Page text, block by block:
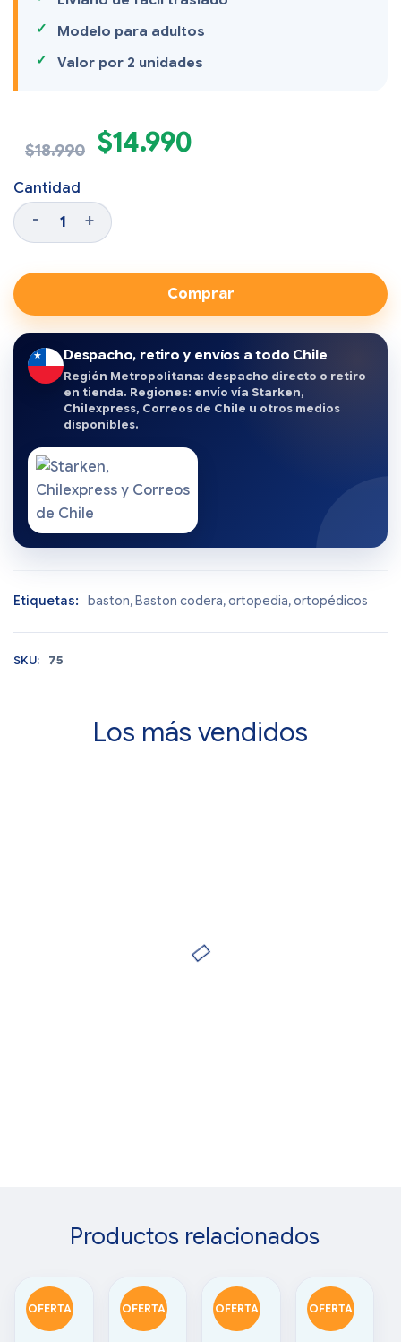
Modelo para adultos
Valor por 2 unidades
$18.990 $14.990
Cantidad
Comprar
Despacho, retiro y envíos a todo Chile
Región Metropolitana: despacho directo o retiro
en tienda. Regiones: envío vía Starken,
Chilexpress, Correos de Chile u otros medios
disponibles.
Etiquetas: baston,Baston codera,ortopedia,ortopédicos
SKU: 75
Los más vendidos
Productos relacionados
OFERTA OFERTA OFERTA OFERTA